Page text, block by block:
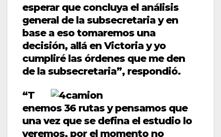
esperar que concluya el análisis
general de la subsecretaria y en
base a eso tomaremos una
decisión, allá en Victoria y yo
cumpliré las órdenes que me den
de la subsecretaria”, respondió.
“T
enemos 36 rutas y pensamos que
una vez que se defina el estudio lo
veremos, por el momento no